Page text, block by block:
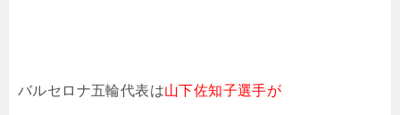
バルセロナ五輪代表は山下佐知子選手が